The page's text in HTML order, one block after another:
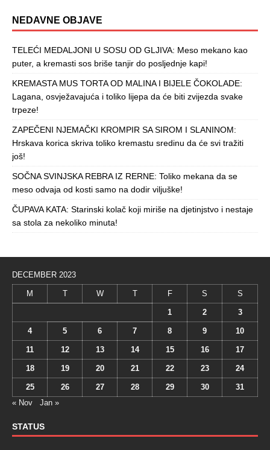
NEDAVNE OBJAVE
TELEĆI MEDALJONI U SOSU OD GLJIVA: Meso mekano kao
puter, a kremasti sos briše tanjir do posljednje kapi!
KREMASTA MUS TORTA OD MALINA I BIJELE ČOKOLADE:
Lagana, osvježavajuća i toliko lijepa da će biti zvijezda svake
trpeze!
ZAPEČENI NJEMAČKI KROMPIR SA SIROM I SLANINOM:
Hrskava korica skriva toliko kremastu sredinu da će svi tražiti
još!
SOČNA SVINJSKA REBRA IZ RERNE: Toliko mekana da se
meso odvaja od kosti samo na dodir viljuške!
ČUPAVA KATA: Starinski kolač koji miriše na djetinjstvo i nestaje
sa stola za nekoliko minuta!
DECEMBER 2023
M T W T F S S
1 2 3
4 5 6 7 8 9 10
11 12 13 14 15 16 17
18 19 20 21 22 23 24
25 26 27 28 29 30
31
« Nov
Jan »
STATUS